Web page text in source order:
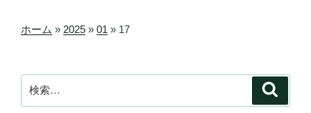
ホーム » 2025 » 01 » 17
索: